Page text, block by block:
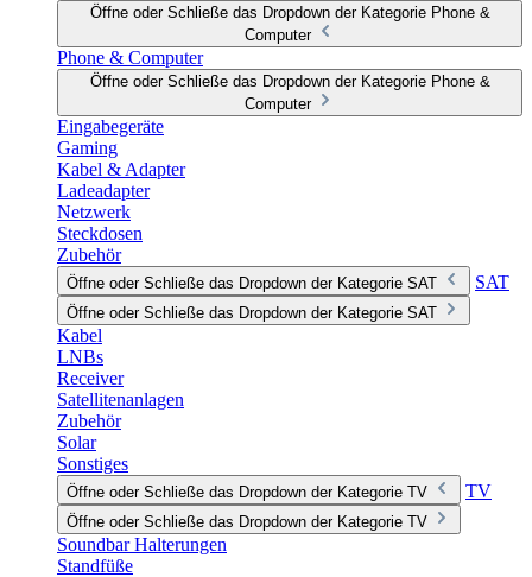
Öffne oder Schließe das Dropdown der Kategorie Phone &
Computer
Phone & Computer
Öffne oder Schließe das Dropdown der Kategorie Phone &
Computer
Eingabegeräte
Gaming
Kabel & Adapter
Ladeadapter
Netzwerk
Steckdosen
Zubehör
Öffne oder Schließe das Dropdown der Kategorie SAT SAT
Öffne oder Schließe das Dropdown der Kategorie SAT
Kabel
LNBs
Receiver
Satellitenanlagen
Zubehör
Solar
Sonstiges
Öffne oder Schließe das Dropdown der Kategorie TV TV
Öffne oder Schließe das Dropdown der Kategorie TV
Soundbar Halterungen
Standfüße